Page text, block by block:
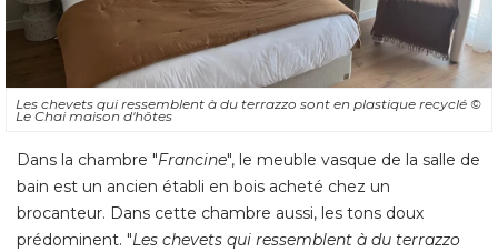
Les chevets qui ressemblent à du terrazzo sont en plastique recyclé ©
Le Chai maison d'hôtes
Dans la chambre "Francine", le meuble vasque de la salle de
bain est un ancien établi en bois acheté chez un
brocanteur. Dans cette chambre aussi, les tons doux
prédominent. "Les chevets qui ressemblent à du terrazzo